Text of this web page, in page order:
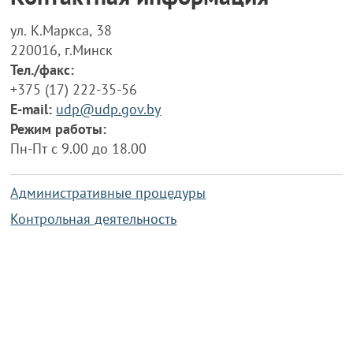
ул. К.Маркса, 38
220016, г.Минск
Тел./факс:
+375 (17) 222-35-56
E-mail: udp@udp.gov.by
Режим работы:
Пн-Пт с 9.00 до 18.00
Административные процедуры
Контрольная деятельность